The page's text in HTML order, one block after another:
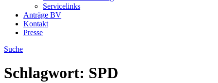
Servicelinks
Anträge BV
Kontakt
Presse
Suche
Schlagwort: SPD